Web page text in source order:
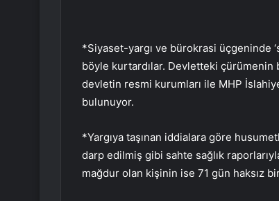
*Siyaset-yargı ve bürokrasi üçgeninde
böyle kurtardılar. Devletteki çürümenin
devletin resmi kurumları ile MHP
bulunuyor.
*Yargıya taşınan iddialara göre
darp edilmiş gibi sahte sağlık
mağdur olan kişinin ise 71 gün haksız